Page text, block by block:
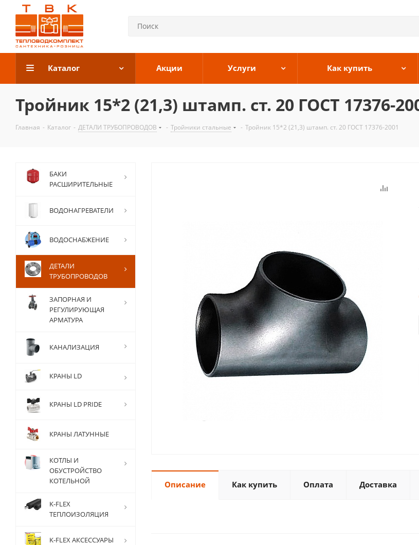
Каталог Акции Услуги Как купить
Тройник 15*2 (21,3) штамп. ст. 20 ГОСТ 17376-
Главная - Каталог - ДЕТАЛИ ТРУБОПРОВОДОВ - Тройники стальные - Тройник 15*2 (21,3) штамп. ст. 20 ГОСТ 17376-2001
Описание Как купить Оплата Доставка
БАКИ
РАСШИРИТЕЛЬНЫЕ
ВОДОНАГРЕВАТЕЛИ
ВОДОСНАБЖЕНИЕ
ДЕТАЛИ
ТРУБОПРОВОДОВ
ЗАПОРНАЯ И
РЕГУЛИРУЮЩАЯ
АРМАТУРА
КАНАЛИЗАЦИЯ
КРАНЫ LD
КРАНЫ LD PRIDE
КРАНЫ ЛАТУННЫЕ
КОТЛЫ И
ОБУСТРОЙСТВО
КОТЕЛЬНОЙ
K-FLEX
ТЕПЛОИЗОЛЯЦИЯ
K-FLEX АКСЕССУАРЫ